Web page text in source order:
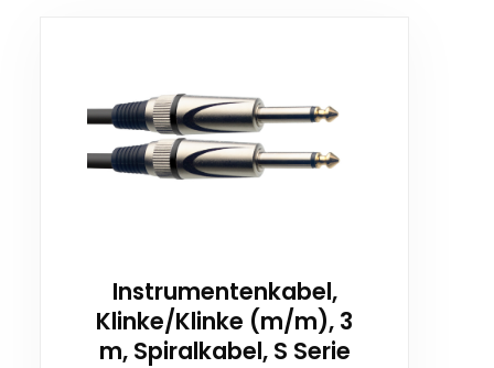
Instrumentenkabel,
Klinke/Klinke (m/m), 3
m, Spiralkabel, S Serie